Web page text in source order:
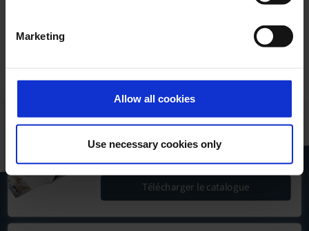
Marketing
Allow all cookies
Use necessary cookies only
Tous nos produits
dans un pdf pratique
Télécharger le catalogue